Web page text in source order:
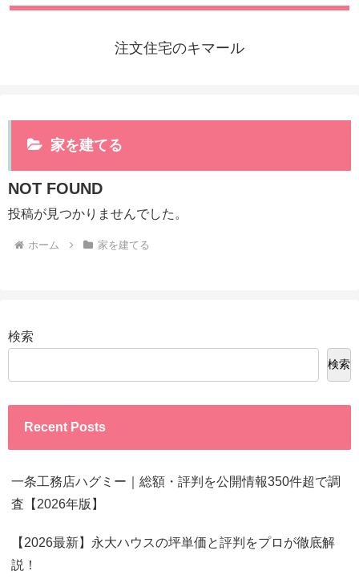
注文住宅のキマール
家を建てる
NOT FOUND
投稿が見つかりませんでした。
ホーム 家を建てる
検索
検索
Recent Posts
一条工務店ハグミー｜総額・評判を公開情報350件超で調
査【2026年版】
【2026最新】永大ハウスの坪単価と評判をプロが徹底解
説！